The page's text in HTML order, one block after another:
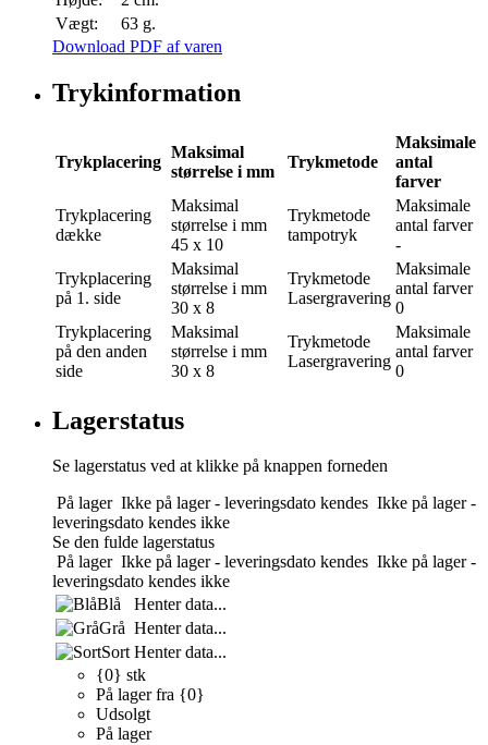
Vægt:
63 g.
Download PDF af varen
Trykinformation
Trykplacering
Maksimal
størrelse i mm
Trykmetode
Maksimale
antal
farver
Trykplacering
dække
Maksimal
størrelse i mm
45 x 10
Trykmetode
tampotryk
Maksimale
antal farver
-
Trykplacering
på 1. side
Maksimal
størrelse i mm
30 x 8
Trykmetode
Lasergravering
Maksimale
antal farver
0
Trykplacering
på den anden
side
Maksimal
størrelse i mm
30 x 8
Trykmetode
Lasergravering
Maksimale
antal farver
0
Lagerstatus
Se lagerstatus ved at klikke på knappen forneden
På lager Ikke på lager - leveringsdato kendes Ikke på lager -
leveringsdato kendes ikke
Se den fulde lagerstatus
På lager Ikke på lager - leveringsdato kendes Ikke på lager -
leveringsdato kendes ikke
Blå
Henter data...
Grå Henter data...
Sort Henter data...
{0} stk
På lager fra {0}
Udsolgt
På lager